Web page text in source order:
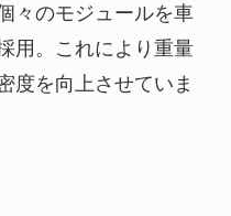
々のモジュールを車
用。これにより重量
度を向上させていま